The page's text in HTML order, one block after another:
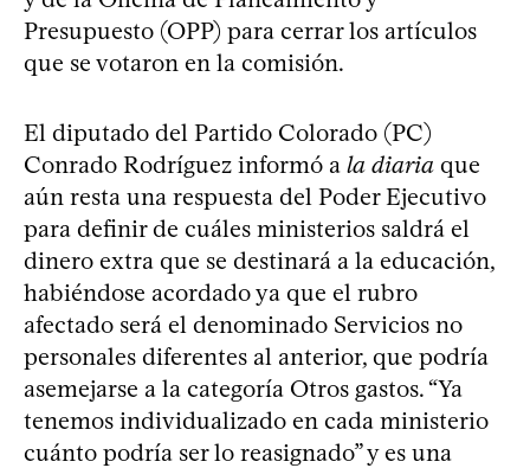
Presupuesto (OPP) para cerrar los artículos
que se votaron en la comisión.
El diputado del Partido Colorado (PC)
Conrado Rodríguez informó a la diaria que
aún resta una respuesta del Poder Ejecutivo
para definir de cuáles ministerios saldrá el
dinero extra que se destinará a la educación,
habiéndose acordado ya que el rubro
afectado será el denominado Servicios no
personales diferentes al anterior, que podría
asemejarse a la categoría Otros gastos. “Ya
tenemos individualizado en cada ministerio
cuánto podría ser lo reasignado” y es una